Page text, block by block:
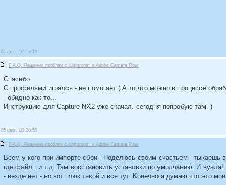
05 фев, 10 13:19
F.A.Q. Решение проблем c Lightroom и Adobe Camera Raw
Спасибо.
С профилями игрался - не помогает ( А то что можно в процессе
- обидно как-то...
Инструкцию для Capture NX2 уже скачал. сегодня попробую там. )
05 фев, 10 20:58
F.A.Q. Решение проблем c Lightroom и Adobe Camera Raw
Всем у кого при импорте сбои - Поделюсь своим счастьем -
где файл...и т.д. Там восстановить установки по умолчанию. И
- везде нет - но вот глюк такой и все тут. Конечно я думаю что это